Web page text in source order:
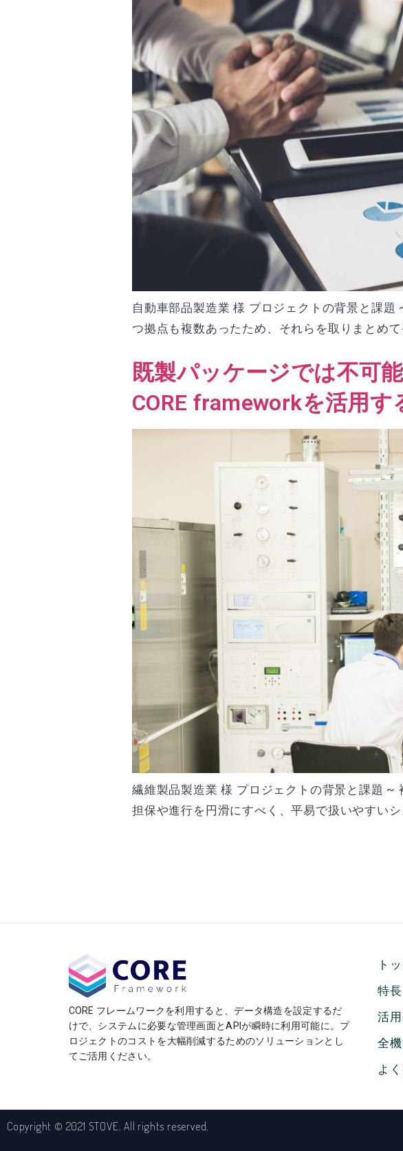
自動車部品製造業 様 プロジェクトの背景と課
つ拠点も複数あったため、それらを取りまとめ
既製パッケージでは不可
CORE frameworkを活用す
繊維製品製造業 様 プロジェクトの背景と課題 ~
担保や進行を円滑にすべく、平易で扱いやすい
CORE フレームワークを利用すると、データ構造を設定するだ
けで、システムに必要な管理画面とAPIが瞬時に利用可能に。プ
ロジェクトのコストを大幅削減するためのソリューションとし
てご活用ください。
ト
特長
活
全
よ
Copyright © 2021 STOVE. All rights reserved.